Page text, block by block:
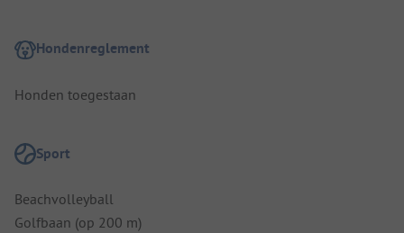
Hondenreglement
Honden toegestaan
Sport
Beachvolleyball
Golfbaan (op 200 m)